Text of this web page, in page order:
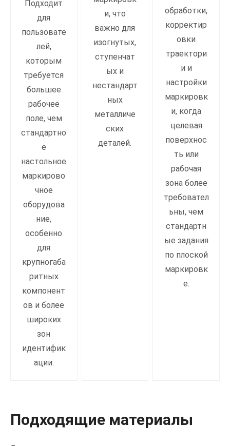
Подходит
для
пользовате
лей,
которым
требуется
большее
рабочее
поле, чем
стандартно
е
настольное
маркирово
чное
оборудова
ние,
особенно
для
крупногаба
ритных
компонент
ов и более
широких
зон
идентифик
ации.
и, что
важно для
изогнутых,
ступенчат
ых и
нестандарт
ных
металличе
ских
деталей.
обработки,
корректир
овки
траектори
и и
настройки
маркировк
и, когда
целевая
поверхнос
ть или
рабочая
зона более
требовател
ьны, чем
стандартн
ые задания
по плоской
маркировк
е.
Подходящие материалы